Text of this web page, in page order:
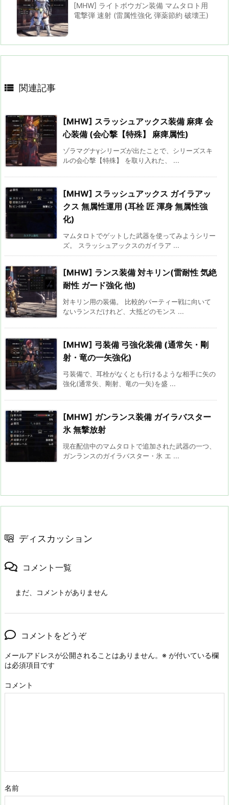
[MHW] ライトボウガン装備 マムタロト用
電撃弾 速射 (雷属性強化 弾薬節約 破壊王)
 関連記事
[MHW] スラッシュアックス装備 麻痺 会
心装備 (会心撃【特殊】 麻痺属性)
ゾラマグナγシリーズが出たことで、シリーズスキ
ルの会心撃【特殊】 を取り入れた、 ...
[MHW] スラッシュアックス ガイラアッ
クス 無属性運用 (耳栓 匠 渾身 無属性強
化)
マムタロトでゲットした武器を使ってみようシリー
ズ。 スラッシュアックスのガイラア ...
[MHW] ランス装備 対キリン(雷耐性 気絶
耐性 ガード強化 他)
対キリン用の装備。 比較的パーティー戦に向いて
ないランスだけれど、大抵どのモンス ...
[MHW] 弓装備 弓強化装備 (通常矢・剛
射・竜の一矢強化)
弓装備で、耳栓がなくとも行けるような相手に矢の
強化(通常矢、剛射、竜の一矢)を盛 ...
[MHW] ガンランス装備 ガイラバスター
氷 無撃放射
現在配信中のマムタロトで追加された武器の一つ、
ガンランスのガイラバスター・氷 エ ...
ディスカッション
コメント一覧
まだ、コメントがありません
コメントをどうぞ
メールアドレスが公開されることはありません。 ※ が付いている欄
は必須項目です
コメント
名前